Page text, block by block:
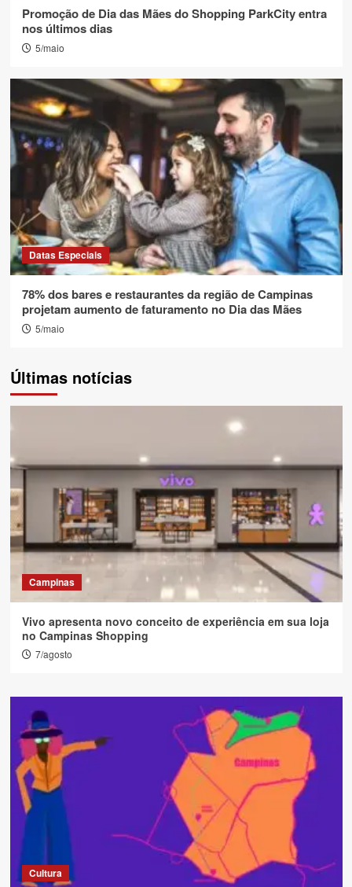
Promoção de Dia das Mães do Shopping ParkCity entra
nos últimos dias
5/maio
Datas Especiais
78% dos bares e restaurantes da região de Campinas
projetam aumento de faturamento no Dia das Mães
5/maio
Últimas notícias
Campinas
Vivo apresenta novo conceito de experiência em sua loja
no Campinas Shopping
7/agosto
Cultura